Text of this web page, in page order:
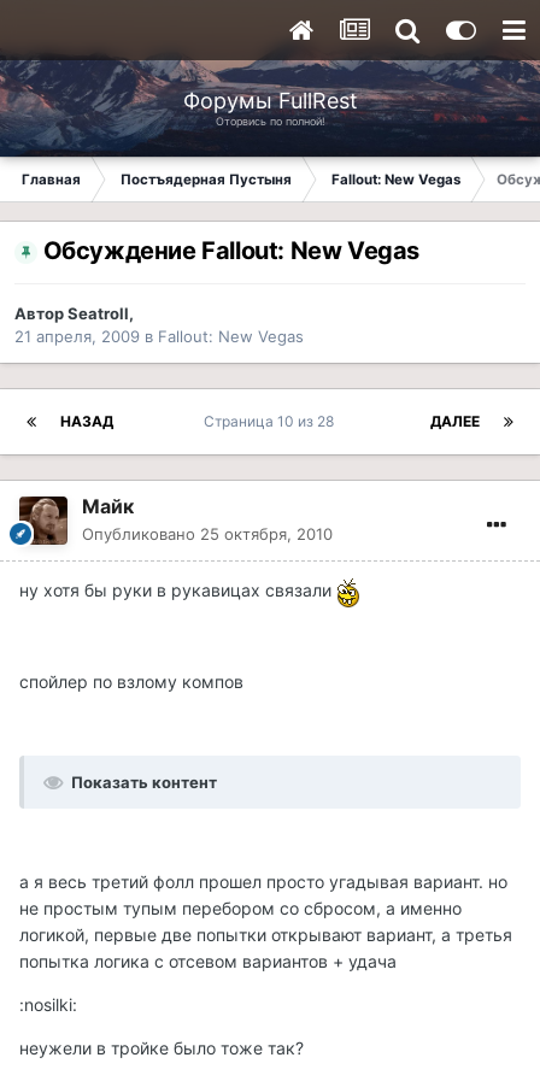
Форумы FullRest
Оторвись по полной!
Главная Постъядерная Пустыня Fallout: New Vegas
Обсуждение Fallout: New Vegas
АвторSeatroll,
21 апреля, 2009 в Fallout: New Vegas
НАЗАД ДАЛЕЕ
Страница 10 из 28
Майк
Опубликовано 25 октября, 2010
ну хотя бы руки в рукавицах связали
спойлер по взлому компов
Показать контент
а я весь третий фолл прошел просто угадывая вариант. но
не простым тупым перебором со сбросом, а именно
логикой, первые две попытки открывают вариант, а третья
попытка логика с отсевом вариантов + удача
:nosilki:
неужели в тройке было тоже так?